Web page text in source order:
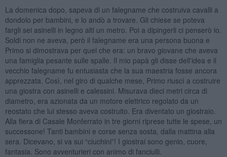
La domenica dopo, sapeva di un falegname che costruiva cavalli a
dondolo per bambini, e lo andò a trovare. Gli chiese se poteva
fargli sei asinelli in legno alti un metro. Poi a dipingerli ci penserò io.
Soldi non ne aveva, però il falegname era una persona buona e
Primo si dimostrava per quel che era: un bravo giovane che aveva
una famiglia pesante sulle spalle. Il mio papà gli disse dell'idea e il
vecchio falegname fu entusiasta che la sua maestria fosse ancora
apprezzata. Così, nel giro di qualche mese, Primo riuscì a costruire
una giostra con asinelli e calessini. Misurava dieci metri circa di
diametro, era azionata da un motore elettrico regolato da un
reostato che lui stesso aveva costruito. Era diventato un giostraio.
Alla fiera di Casale Monferrato in tre giorni riprese tutte le spese, un
successone! Tanti bambini e corse senza sosta, dalla mattina alla
sera. Dicevano, si va sui “ciuchini”! I giostrai sono genio, cuore,
fantasia. Sono avventurieri con animo di fanciulli.